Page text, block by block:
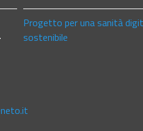
Progetto per una sanità
sostenibile